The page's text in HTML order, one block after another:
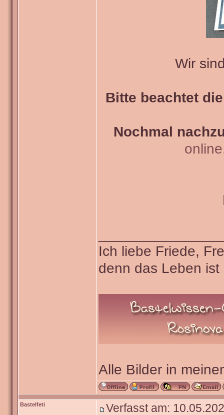
Wir
Bitte beachtet
Nochmal
Ich liebe Friede,
denn das Leben
Alle Bilder in
Bastelfeti Verfasst am: